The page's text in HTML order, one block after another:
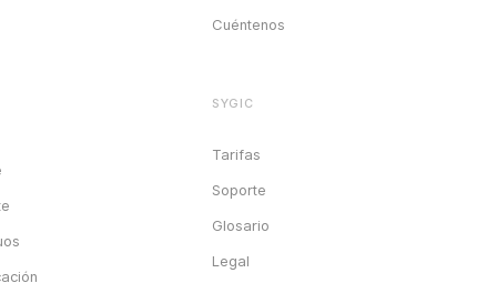
Cuéntenos
SYGIC
Tarifas
Soporte
Glosario
Legal